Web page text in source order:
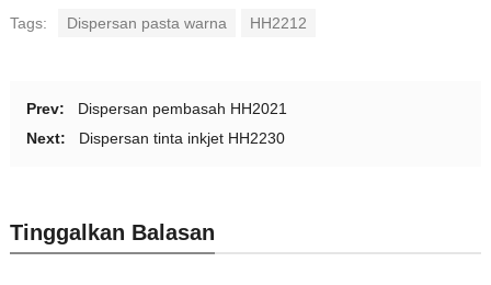
Tags: Dispersan pasta warna HH2212
Prev:
Dispersan pembasah HH2021
Next:
Dispersan tinta inkjet HH2230
Tinggalkan Balasan